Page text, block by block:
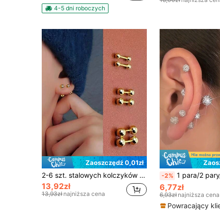
4-5 dni roboczych
Zaoszczędź 0,01zł
2-6 szt. stalowych kolczyków w kształcie fasoli (damskich), minimalistyczne kolczyki w kształcie kuli, pozłacane 18-karatowym złotem (męskie), zestaw 3/4/5 mm, odpowiednie dla kobiet z przekłutymi uszami
13,92zł
13,93zł najniższa cena
-2% 1 para/2 pary/3 pary/4 pary spiralnych kolczyków z kulkami, platerowanych
6,77zł
6,93zł najniższa cena
Powracający